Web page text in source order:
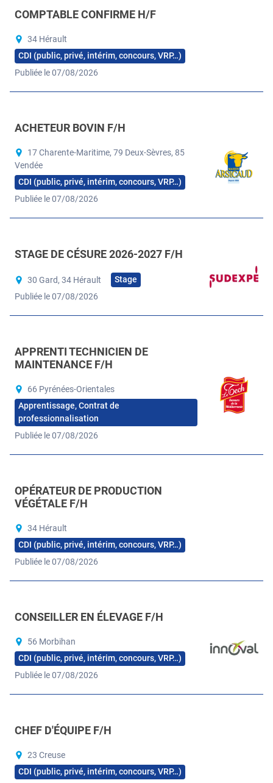
COMPTABLE CONFIRME H/F
34 Hérault
CDI (public, privé, intérim, concours, VRP…)
Publiée le 07/08/2026
ACHETEUR BOVIN F/H
17 Charente-Maritime, 79 Deux-Sèvres, 85
Vendée
CDI (public, privé, intérim, concours, VRP…)
Publiée le 07/08/2026
STAGE DE CÉSURE 2026-2027 F/H
30 Gard, 34 Hérault
Stage
Publiée le 07/08/2026
APPRENTI TECHNICIEN DE
MAINTENANCE F/H
66 Pyrénées-Orientales
Apprentissage, Contrat de
professionnalisation
Publiée le 07/08/2026
OPÉRATEUR DE PRODUCTION
VÉGÉTALE F/H
34 Hérault
CDI (public, privé, intérim, concours, VRP…)
Publiée le 07/08/2026
CONSEILLER EN ÉLEVAGE F/H
56 Morbihan
CDI (public, privé, intérim, concours, VRP…)
Publiée le 07/08/2026
CHEF D'ÉQUIPE F/H
23 Creuse
CDI (public, privé, intérim, concours, VRP…)